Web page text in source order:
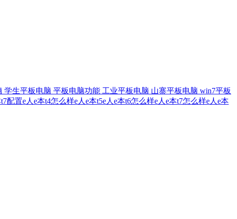
学生平板电脑 平板电脑功能 工业平板电脑 山寨平板电脑 win7平板
配置e人e本t4怎么样e人e本t5e人e本t6怎么样e人e本t7怎么样e人e本